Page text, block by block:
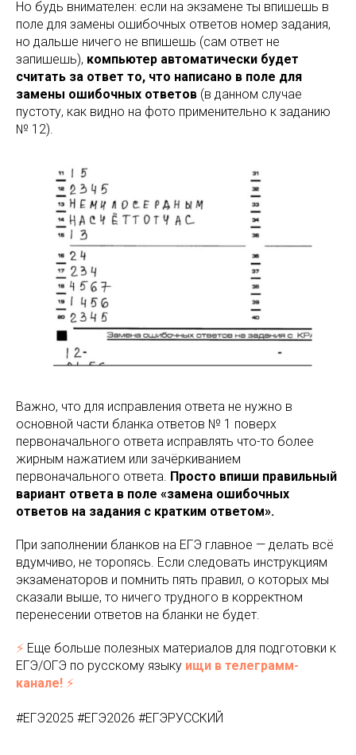
Но будь внимателен: если на экзамене ты впишешь в
поле для замены ошибочных ответов номер задания,
но дальше ничего не впишешь (сам ответ не
запишешь), компьютер автоматически будет
считать за ответ то, что написано в поле для
замены ошибочных ответов (в данном случае
пустоту, как видно на фото применительно к заданию
№ 12).
Важно, что для исправления ответа не нужно в
основной части бланка ответов № 1 поверх
первоначального ответа исправлять что-то более
жирным нажатием или зачёркиванием
первоначального ответа. Просто впиши правильный
вариант ответа в поле «замена ошибочных
ответов на задания с кратким ответом».
При заполнении бланков на ЕГЭ главное — делать всё
вдумчиво, не торопясь. Если следовать инструкциям
экзаменаторов и помнить пять правил, о которых мы
сказали выше, то ничего трудного в корректном
перенесении ответов на бланки не будет.
⚡️ Еще больше полезных материалов для подготовки к
ЕГЭ/ОГЭ по русскому языку ищи в телеграмм-
канале! ⚡️
#ЕГЭ2025 #ЕГЭ2026 #ЕГЭРУССКИЙ